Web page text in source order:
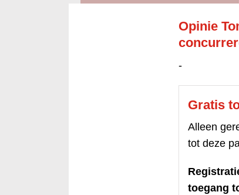
Opinie
-
Gratis
Alleen
tot deze
toegang